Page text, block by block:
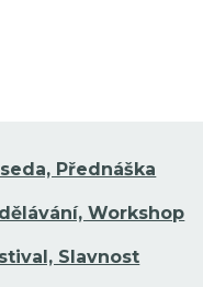
Přednáška
Workshop
Slavnost